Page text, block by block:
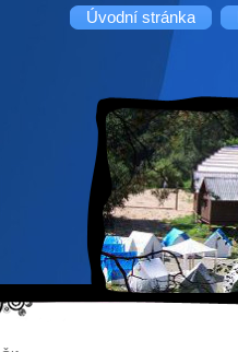
Úvodní stránka